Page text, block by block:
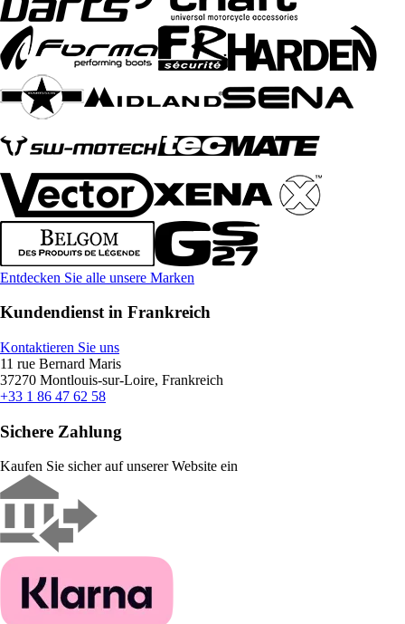
Entdecken Sie alle unsere Marken
Kundendienst in Frankreich
Kontaktieren Sie uns
11 rue Bernard Maris
37270 Montlouis-sur-Loire, Frankreich
+33 1 86 47 62 58
Sichere Zahlung
Kaufen Sie sicher auf unserer Website ein